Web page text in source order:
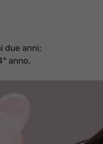
due anni;
anno.